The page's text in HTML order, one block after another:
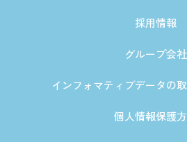
採用情報
グループ会社
インフォマティブデータの
個人情報保護